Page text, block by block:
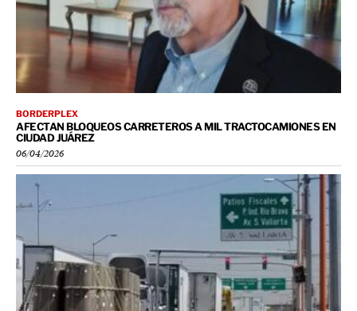
BORDERPLEX
AFECTAN BLOQUEOS CARRETEROS A MIL TRACTOCAMIONES EN
CIUDAD JUÁREZ
06/04/2026